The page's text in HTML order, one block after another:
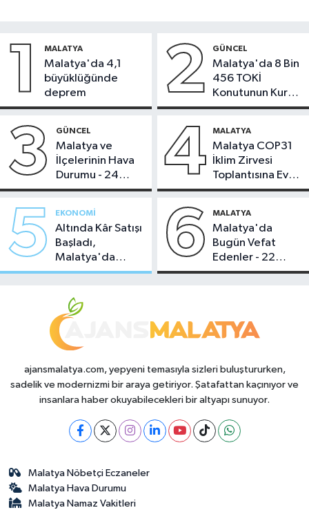
1 MALATYA
Malatya'da 4,1
büyüklüğünde
deprem
2 GÜNCEL
Malatya'da 8 Bin
456 TOKİ
Konutunun Kurası
Bugün Çekiliyor
3 GÜNCEL
Malatya ve
İlçelerinin Hava
Durumu - 24
Temmuz 2026
4 MALATYA
Malatya COP31
İklim Zirvesi
Toplantısına Ev
Sahipliği Yaptı
5 EKONOMI
Altında Kâr Satışı
Başladı,
Malatya'da
Makas Ne
6 MALATYA
Malatya'da
Bugün Vefat
Edenler - 22
Temmuz 2026
ajansmalatya.com, yepyeni temasıyla sizleri buluştururken,
sadelik ve modernizmi bir araya getiriyor. Şatafattan kaçınıyor ve
insanlara haber okuyabilecekleri bir altyapı sunuyor.
Malatya Nöbetçi Eczaneler
Malatya Hava Durumu
Malatya Namaz Vakitleri